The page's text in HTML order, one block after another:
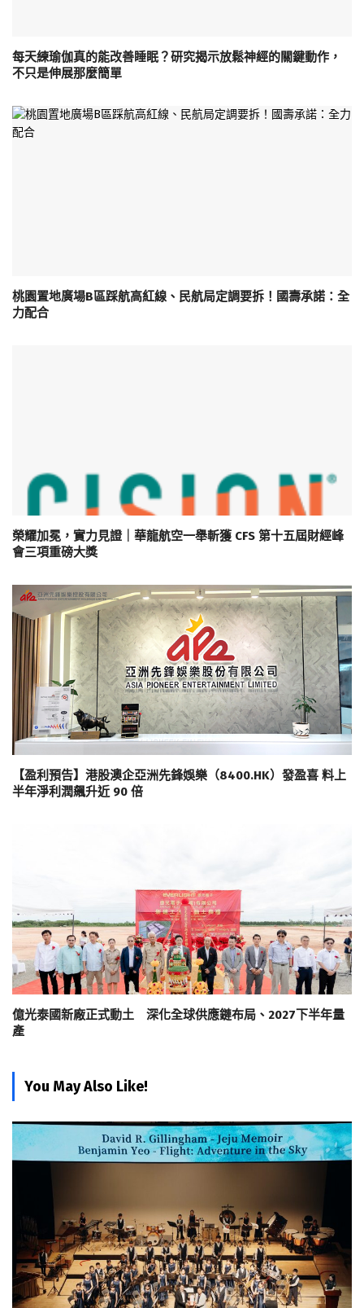
每天練瑜伽真的能改善睡眠？研究揭示放鬆神經的關鍵動作，
不只是伸展那麼簡單
桃園置地廣場B區踩航高紅線、民航局定調要拆！國壽承諾：全
力配合
榮耀加冕，實力見證｜華龍航空一舉斬獲 CFS 第十五屆財經峰
會三項重磅大獎
【盈利預告】港股澳企亞洲先鋒娛樂（8400.HK）發盈喜 料上
半年淨利潤飆升近 90 倍
億光泰國新廠正式動土 深化全球供應鏈布局、2027下半年量
產
You May Also Like!